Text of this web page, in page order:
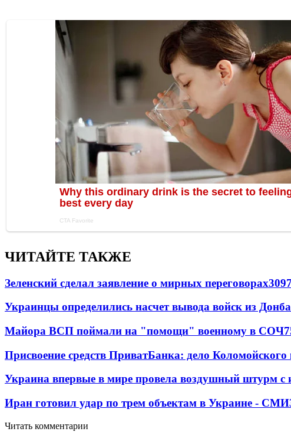
ЧИТАЙТЕ ТАКЖЕ
Зеленский сделал заявление о мирных переговорах
Украинцы определились насчет вывода войск из
Майора ВСП поймали на "помощи" военному в СОЧ
Присвоение средств ПриватБанка: дело Коломойского
Украина впервые в мире провела воздушный штурм с
Иран готовил удар по трем объектам в Украине - СМИ
Читать комментарии